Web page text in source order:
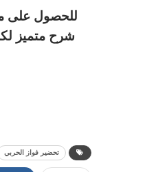
للحصول على
شرح متميز
تحضير فواز الحربي